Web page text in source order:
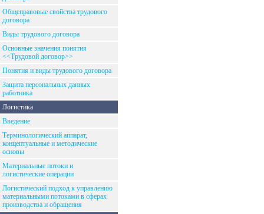
Общеправовые свойства трудового
договора
Виды трудового договора
Основные значения понятия
<<Трудовой договор>>
Понятия и виды трудового договора
Защита персональных данных
работника
Логистика
Введение
Терминологический аппарат,
концептуальные и методические
основы
Материальные потоки и
логистические операции
Логистический подход к управлению
материальными потоками в сферах
производства и обращения